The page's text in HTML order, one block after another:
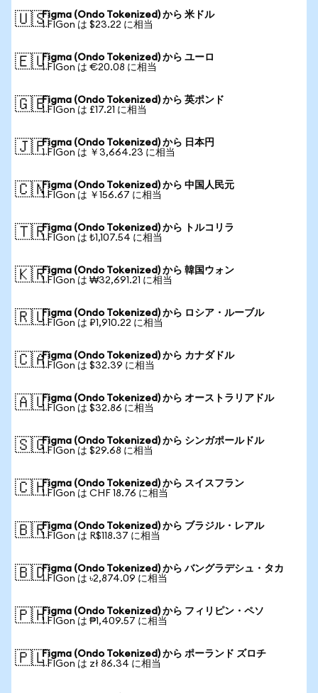
🇺🇸Figma (Ondo Tokenized) から 米ドル
1 FIGon は $23.22 に相当
🇪🇺Figma (Ondo Tokenized) から ユーロ
1 FIGon は €20.08 に相当
🇬🇧Figma (Ondo Tokenized) から 英ポンド
1 FIGon は £17.21 に相当
🇯🇵Figma (Ondo Tokenized) から 日本円
1 FIGon は ￥3,664.23 に相当
🇨🇳Figma (Ondo Tokenized) から 中国人民元
1 FIGon は ￥156.67 に相当
🇹🇷Figma (Ondo Tokenized) から トルコリラ
1 FIGon は ₺1,107.54 に相当
🇰🇷Figma (Ondo Tokenized) から 韓国ウォン
1 FIGon は ₩32,691.21 に相当
🇷🇺Figma (Ondo Tokenized) から ロシア・ルーブル
1 FIGon は ₽1,910.22 に相当
🇨🇦Figma (Ondo Tokenized) から カナダドル
1 FIGon は $32.39 に相当
🇦🇺Figma (Ondo Tokenized) から オーストラリアドル
1 FIGon は $32.86 に相当
🇸🇬Figma (Ondo Tokenized) から シンガポールドル
1 FIGon は $29.68 に相当
🇨🇭Figma (Ondo Tokenized) から スイスフラン
1 FIGon は CHF 18.76 に相当
🇧🇷Figma (Ondo Tokenized) から ブラジル・レアル
1 FIGon は R$118.37 に相当
🇧🇩Figma (Ondo Tokenized) から バングラデシュ・タカ
1 FIGon は ৳2,874.09 に相当
🇵🇭Figma (Ondo Tokenized) から フィリピン・ペソ
1 FIGon は ₱1,409.57 に相当
🇵🇱Figma (Ondo Tokenized) から ポーランド ズロチ
1 FIGon は zł 86.34 に相当